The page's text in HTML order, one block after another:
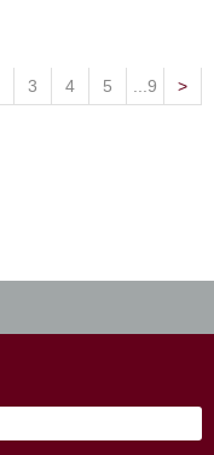
3 4 5 ...9 >